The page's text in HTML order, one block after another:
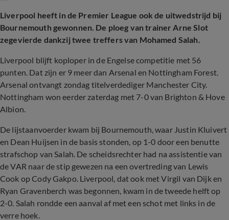
Liverpool heeft in de Premier League ook de uitwedstrijd bij
Bournemouth gewonnen. De ploeg van trainer Arne Slot
zegevierde dankzij twee treffers van Mohamed Salah.
Liverpool blijft koploper in de Engelse competitie met 56
punten. Dat zijn er 9 meer dan Arsenal en Nottingham Forest.
Arsenal ontvangt zondag titelverdediger Manchester City.
Nottingham won eerder zaterdag met 7-0 van Brighton & Hove
Albion.
De lijstaanvoerder kwam bij Bournemouth, waar Justin Kluivert
en Dean Huijsen in de basis stonden, op 1-0 door een benutte
strafschop van Salah. De scheidsrechter had na assistentie van
de VAR naar de stip gewezen na een overtreding van Lewis
Cook op Cody Gakpo. Liverpool, dat ook met Virgil van Dijk en
Ryan Gravenberch was begonnen, kwam in de tweede helft op
2-0. Salah rondde een aanval af met een schot met links in de
verre hoek.